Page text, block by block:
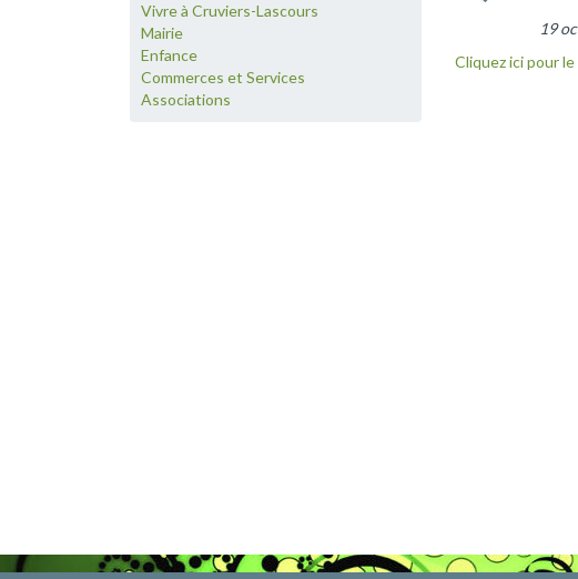
19
Cliquez ici pour
Vivre à Cruviers-Lascours
Mairie
Enfance
Commerces et Services
Associations